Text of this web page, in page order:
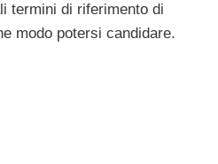
termini di riferimento di
modo potersi candidare.